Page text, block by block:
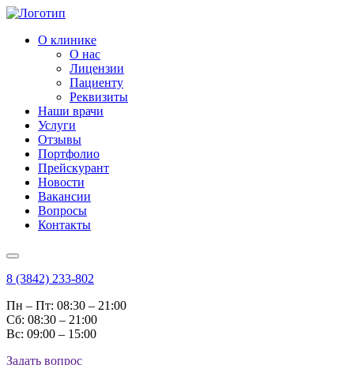
О клинике
О нас
Лицензии
Пациенту
Реквизиты
Наши врачи
Услуги
Отзывы
Портфолио
Прейскурант
Новости
Вакансии
Вопросы
Контакты
8 (3842) 233-802
Пн – Пт: 08:30 – 21:00
Cб: 08:30 – 21:00
Вс: 09:00 – 15:00
Задать вопрос